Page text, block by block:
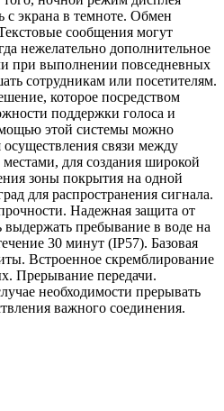
с экрана в темноте. Обмен
сообщения могут
нежелательно дополнительное
при выполнении повседневных
сотрудникам или посетителям.
которое посредством
поддержки голоса и
этой системы можно
связи между
для создания широкой
зоны покрытия на одной
для распространения сигнала.
Надежная защита от
пребывание в воде на
30 минут (IP57). Базовая
Встроенное скремблирование
Прерывание передачи.
необходимости прерывать
важного соединения.